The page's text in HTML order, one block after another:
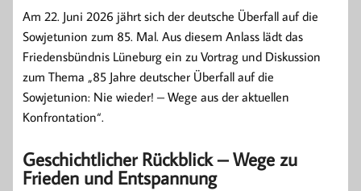
Am 22. Juni 2026 jährt sich der deutsche Überfall auf die
Sowjetunion zum 85. Mal. Aus diesem Anlass lädt das
Friedensbündnis Lüneburg ein zu Vortrag und Diskussion
zum Thema „85 Jahre deutscher Überfall auf die
Sowjetunion: Nie wieder! – Wege aus der aktuellen
Konfrontation“.
Geschichtlicher Rückblick – Wege zu
Frieden und Entspannung